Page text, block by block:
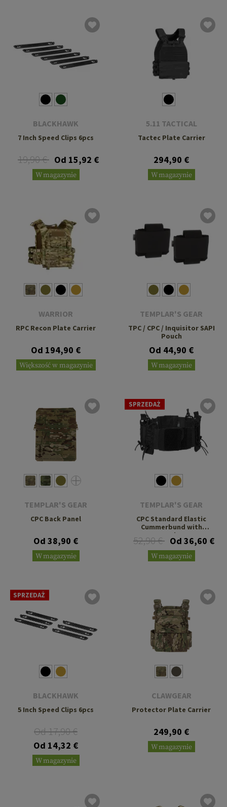
BLACKHAWK
7 Inch Speed Clips 6pcs
19,90 € Od 15,92 €
W magazynie
5.11 TACTICAL
Tactec Plate Carrier
294,90 €
W magazynie
WARRIOR
RPC Recon Plate Carrier
Od 194,90 €
Większość w magazynie
TEMPLAR'S GEAR
TPC / CPC / Inquisitor SAPI
Pouch
Od 44,90 €
W magazynie
TEMPLAR'S GEAR
CPC Back Panel
Od 38,90 €
W magazynie
SPRZEDAŻ
TEMPLAR'S GEAR
CPC Standard Elastic
Cummerbund with
Pouches
52,90 € Od 36,60 €
W magazynie
SPRZEDAŻ
BLACKHAWK
5 Inch Speed Clips 6pcs
Od 17,90 €
Od 14,32 €
W magazynie
CLAWGEAR
Protector Plate Carrier
249,90 €
W magazynie